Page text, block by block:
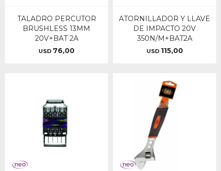
TALADRO PERCUTOR
BRUSHLESS 13MM
20V+BAT 2A
USD 76,00
ATORNILLADOR Y LLAVE
DE IMPACTO 20V
350N/M+BAT2A
USD 115,00